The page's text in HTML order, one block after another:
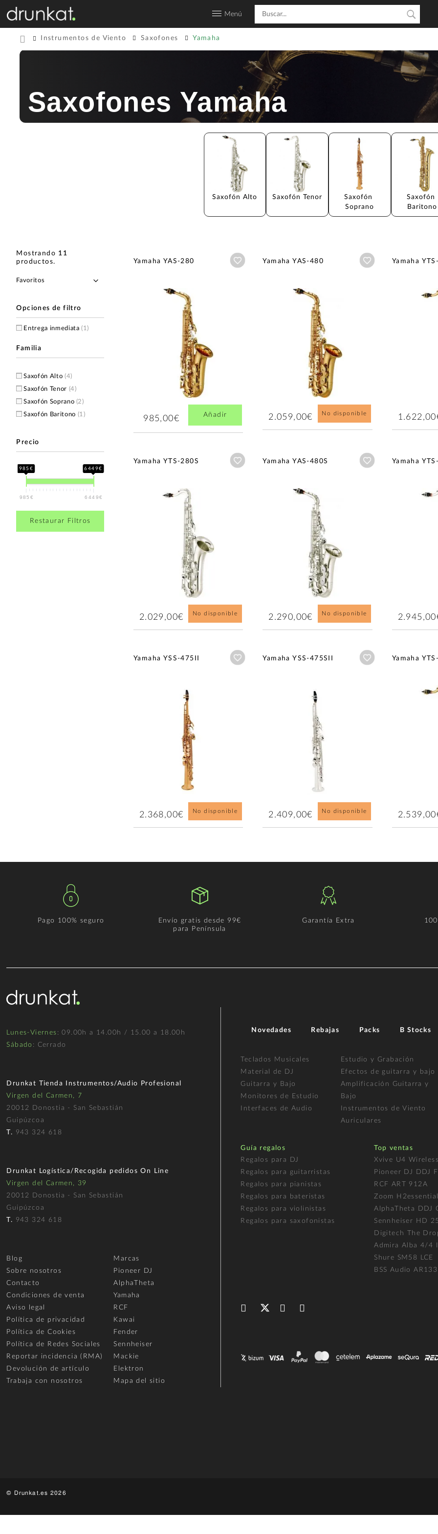
Menú
Instrumentos de Viento Saxofones Yamaha
Saxofones Yamaha
Saxofón Alto Saxofón Tenor
Saxofón
Soprano
Saxofón
Baritono
Mostrando 11
productos.
Opciones de filtro
Entrega inmediata(1)
Familia
Saxofón Alto (4)
Saxofón Tenor (4)
Saxofón Soprano (2)
Saxofón Baritono (1)
Precio
985€ 6449€
985€ 6449€
Restaurar Filtros
Yamaha YAS-280 Añadir a wishlist
985,00€ Añadir
Yamaha YAS-480 Añadir a wishlist
2.059,00€ No disponible
Yamaha
Yamaha YTS-280S Añadir a wishlist
2.029,00€ No disponible
Yamaha YAS-480S Añadir a wishlist
2.290,00€ No disponible
Yamaha
Yamaha YSS-475II Añadir a wishlist
2.368,00€ No disponible
Yamaha YSS-475SII Añadir a wishlist
2.409,00€ No disponible
Yamaha
Pago 100% seguro
Envío gratis desde 99€
para Península
Garantía Extra
Lunes-Viernes : 09.00h a 14.00h / 15.00 a 18.00h
Sábado : Cerrado
Drunkat Tienda Instrumentos/Audio Profesional
Virgen del Carmen, 7
20012 Donostia - San Sebastián
Guipúzcoa
T. 943 324 618
Drunkat Logística/Recogida pedidos On Line
Virgen del Carmen, 39
20012 Donostia - San Sebastián
Guipúzcoa
T. 943 324 618
Blog
Sobre nosotros
Contacto
Condiciones de venta
Aviso legal
Política de privacidad
Política de Cookies
Política de Redes Sociales
Reportar incidencia (RMA)
Devolución de artículo
Trabaja con nosotros
Marcas
Pioneer DJ
AlphaTheta
Yamaha
RCF
Kawai
Fender
Sennheiser
Mackie
Elektron
Mapa del sitio
Novedades Rebajas Packs B Stocks
Teclados Musicales
Material de DJ
Guitarra y Bajo
Monitores de Estudio
Interfaces de Audio
Estudio y Grabación
Efectos de guitarra y bajo
Amplificación Guitarra y
Bajo
Instrumentos de Viento
Auriculares
Guía regalos
Regalos para DJ
Regalos para guitarristas
Regalos para pianistas
Regalos para bateristas
Regalos para violinistas
Regalos para saxofonistas
Top ventas
Xvive U4
Pioneer DJ DDJ
RCF ART 912A
Zoom H2essential
AlphaTheta DDJ
Sennheiser HD 25
Digitech The
Admira Alba 4/4
Shure SM58 LCE
BSS Audio AR133
© Drunkat.es 2026